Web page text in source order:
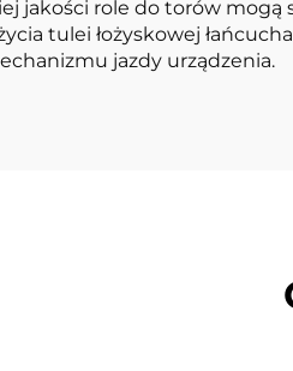
jakości role do torów mogą
tulei łożyskowej
jazdy urządzenia.